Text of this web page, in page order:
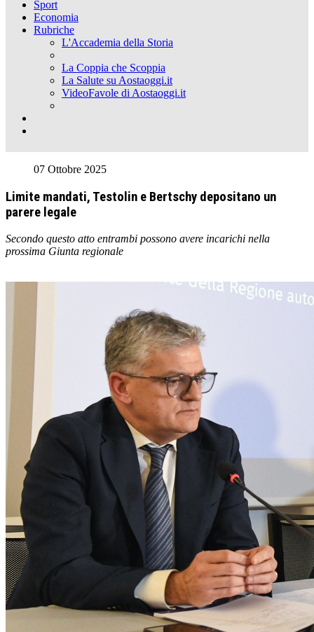
Sport
Economia
Rubriche
L'Accademia della Storia
La Coppia che Scoppia
La Salute su Aostaoggi.it
VideoFavole di Aostaoggi.it
07 Ottobre 2025
Limite mandati, Testolin e Bertschy depositano un
parere legale
Secondo questo atto entrambi possono avere incarichi nella
prossima Giunta regionale